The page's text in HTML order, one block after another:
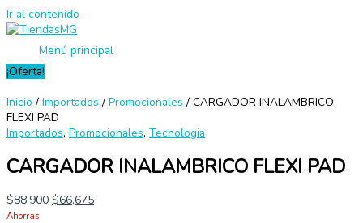
Ir al contenido
Menú principal
¡Oferta!
Inicio / Importados / Promocionales / CARGADOR INALAMBRICO
FLEXI PAD
Importados, Promocionales, Tecnologia
CARGADOR INALAMBRICO FLEXI PAD
$88,900 $66,675
Ahorras